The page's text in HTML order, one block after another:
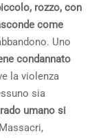
rozzo, con
come
Uno
condannato
la violenza
sia
umano si